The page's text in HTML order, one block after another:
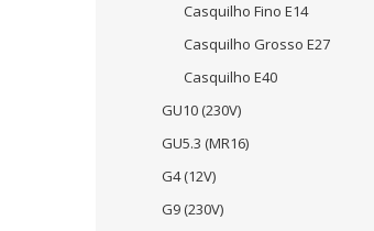
Casquilho Fino E14
Casquilho Grosso E27
Casquilho E40
GU10 (230V)
GU5.3 (MR16)
G4 (12V)
G9 (230V)